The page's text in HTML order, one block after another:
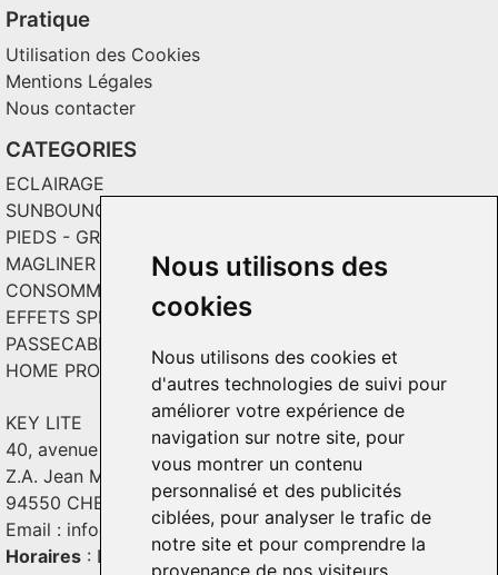
Nous utilisons des
cookies
Nous utilisons des cookies et
d'autres technologies de suivi pour
améliorer votre expérience de
navigation sur notre site, pour
vous montrer un contenu
personnalisé et des publicités
ciblées, pour analyser le trafic de
notre site et pour comprendre la
provenance de nos visiteurs.
Pratique
Utilisation des Cookies
Mentions Légales
Nous contacter
CATEGORIES
ECLAIRAGE
SUNBOUNCE
PIEDS - GRIPS - TOILES
MAGLINER CHARIOTS
CONSOMMABLES / SOLS VINYL
EFFETS SPECIAUX ET INCRUSTATION
PASSECABLE
HOME PRODUCT
KEY LITE
40, avenue Georges Guynemer
Z.A. Jean Mermoz - Bât. C2
94550 CHEVILLY - LARUE
Email : info@keylite.com
Horaires : Du lundi au vendredi : 9h-13h & 14h-18h